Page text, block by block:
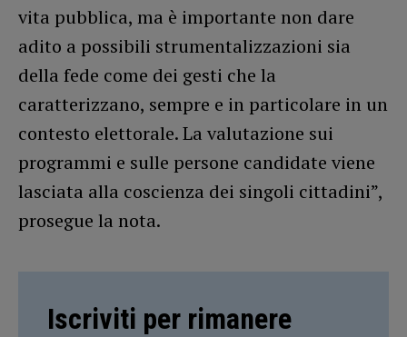
vita pubblica, ma è importante non dare
adito a possibili strumentalizzazioni sia
della fede come dei gesti che la
caratterizzano, sempre e in particolare in un
contesto elettorale. La valutazione sui
programmi e sulle persone candidate viene
lasciata alla coscienza dei singoli cittadini”,
prosegue la nota.
Iscriviti per rimanere